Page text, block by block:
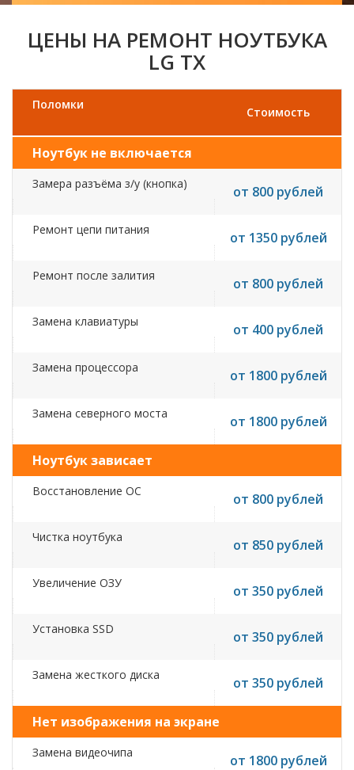
ЦЕНЫ НА РЕМОНТ НОУТБУКА
LG TX
Поломки
Стоимость
Ноутбук не включается
Замера разъёма з/у (кнопка) от 800 рублей
Ремонт цепи питания от 1350 рублей
Ремонт после залития от 800 рублей
Замена клавиатуры от 400 рублей
Замена процессора от 1800 рублей
Замена северного моста от 1800 рублей
Ноутбук зависает
Восстановление ОС от 800 рублей
Чистка ноутбука от 850 рублей
Увеличение ОЗУ от 350 рублей
Установка SSD от 350 рублей
Замена жесткого диска от 350 рублей
Нет изображения на экране
Замена видеочипа от 1800 рублей